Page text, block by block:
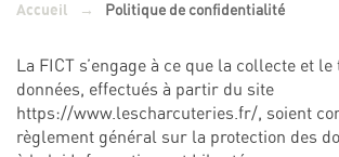
Accueil → Politique de confidentialité
La FICT s’engage à ce que la collecte et
données, effectués à partir du site
https://www.lescharcuteries.fr/, soient
règlement général sur la protection des